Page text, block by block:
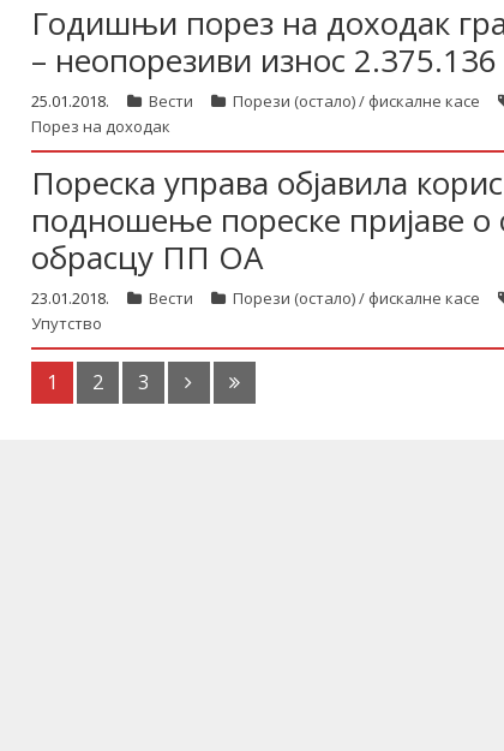
Годишњи порез на доходак
– неопорезиви износ
25.01.2018. Вести Порези (остало) / фискалне касе
Порез на доходак
Пореска управа објавила
подношење пореске пријаве о
обрасцу ПП ОА
23.01.2018. Вести Порези (остало) / фискалне касе
Упутство
1 2 3